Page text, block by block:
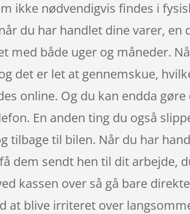
ikke nødvendigvis findes i
du har handlet dine varer, en
både uger og måneder.
det er let at gennemskue,
online. Og du kan endda
En anden ting du også
tilbage til bilen. Når du har
dem sendt hen til dit arbejde,
kassen over så gå bare
at blive irriteret over